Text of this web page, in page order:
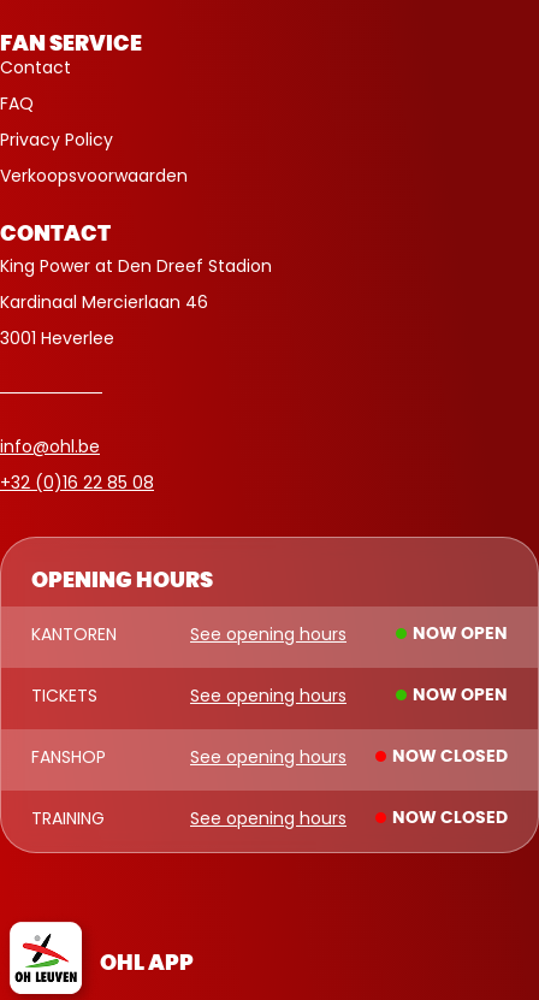
OPENING HOURS
KANTOREN See opening hours NOW OPEN
TICKETS See opening hours NOW OPEN
FANSHOP See opening hours NOW CLOSED
TRAINING See opening hours NOW CLOSED
FAN SERVICE
Contact
FAQ
Privacy Policy
Verkoopsvoorwaarden
CONTACT
King Power at Den Dreef Stadion
Kardinaal Mercierlaan 46
3001 Heverlee
info@ohl.be
+32 (0)16 22 85 08
OHL APP